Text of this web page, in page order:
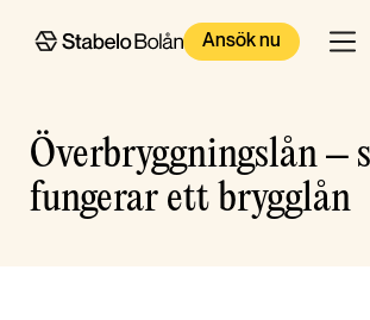
Ansök nu
Överbryggningslån –
fungerar ett brygglån